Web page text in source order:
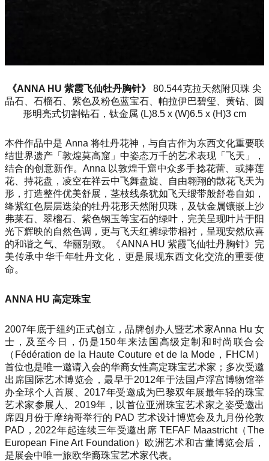
《ANNA HU 紫霞飞仙牡丹胸针》 80.544克拉天然附贝珠 尖
晶石、石榴石、紫色及粉色蓝宝石、帕拉伊巴碧玺、黄钻、圆
形明亮式切割钻石，钛金属 (L)8.5 x (W)6.5 x (H)3 cm
本件作品中是 Anna 将牡丹花神，与自古作为东西文化重要联
结世界遗产「敦煌莫高窟」中姿态万千的艺术表现「飞天」，
结合的创意新作。Anna 以敦煌千窟中众多手捻花蕾、或捧莲
花、持花盘，凌空在祥云中飞舞盘旋、自由翱翔的散花飞天为
形，打造整件优美舒展，茎枝线条犹如飞天缎带般舒卷自如，
绛紫红色层层迭染的牡丹花形天然附贝珠，及钛金属镶嵌上沙
弗莱石、翠榴石、紫色钢玉等宝石的绿叶，完美呈现叶片于阳
光下辉映的自然色调，更与飞天红裤绿带相衬，呈现安然欣喜
的和谐之气、华丽别致。《ANNA HU 紫霞飞仙牡丹胸针》完
美传承中华千年牡丹文化，更是展现东西文化交流的重要使
命。
ANNA HU 高定珠宝
2007年底于纽约正式创立，品牌创办人暨艺术家Anna Hu 女
士，及至今日，仍是150年来法国高级定制和时尚联合会
（Fédération de la Haute Couture et de la Mode，FHCM）
首位也是唯一邀请入会的华裔女性高定珠宝艺术家；多次受邀
出席国际艺术博览会，最早于2012年于法国卢浮宫博物馆举
办全球个人首展、2017年受邀成为巴黎双年展最年轻的珠宝
艺术家参展人、2019年，以首位亚洲珠宝艺术家之姿受邀出
席四月份于摩纳哥举行的 PAD 艺术设计博览会及九月份伦敦
PAD，2022年起连续三年受邀出席 TEFAF Maastricht（The
European Fine Art Foundation）欧洲艺术和古董博览会后，
是展会中唯一旅欧华裔珠宝艺术家代表。